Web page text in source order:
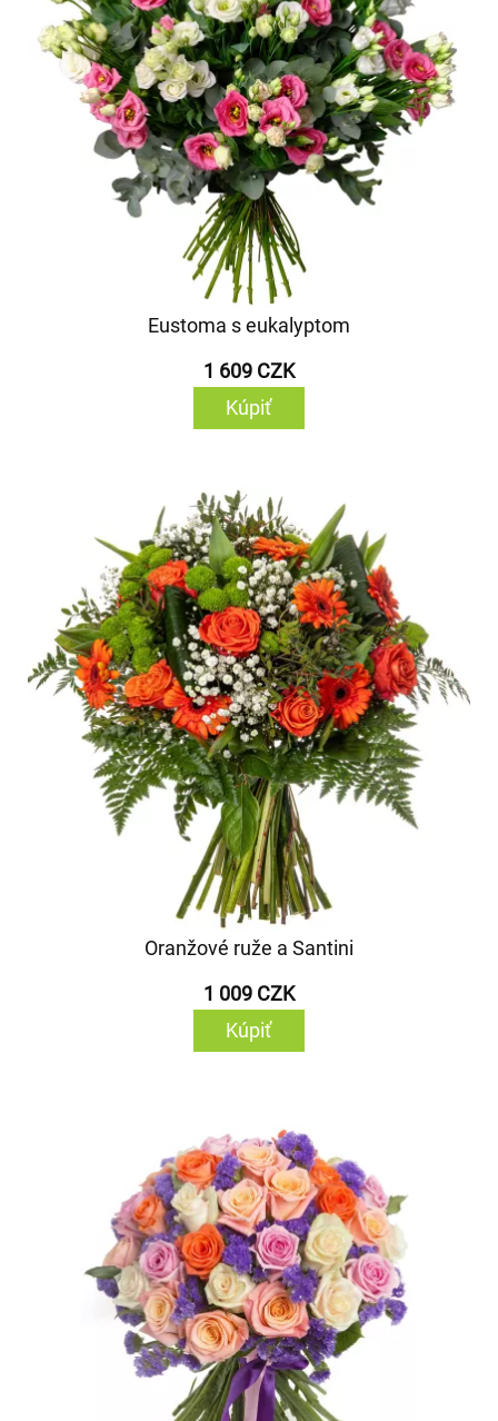
Eustoma s eukalyptom
1 609 CZK
Kúpiť
Oranžové ruže a Santini
1 009 CZK
Kúpiť